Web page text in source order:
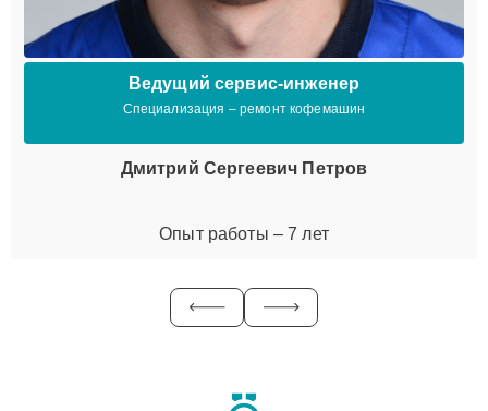
Ведущий сервис-инженер
Специализация – ремонт кофемашин
Дмитрий Сергеевич Петров
Опыт работы – 7 лет